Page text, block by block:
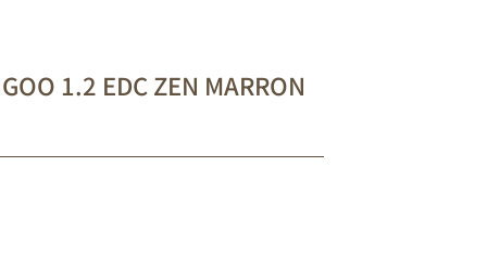
1.2 EDC ZEN MARRON